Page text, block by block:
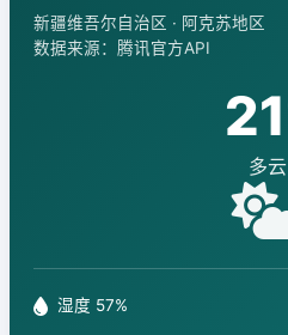
新疆维吾尔自治区 · 阿克苏地区
数据来源：腾讯官方API
多云
湿度 57%